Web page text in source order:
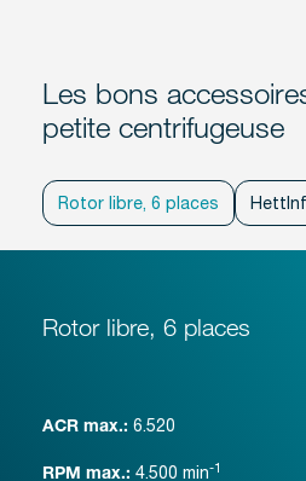
Les bons
petite centrifugeuse
Rotor libre, 6 places
Rotor libre, 6 places
ACR max.: 6.520
RPM max.: 4.500 min-1